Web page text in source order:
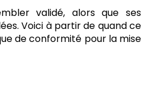
validé, alors que ses
Voici à partir de quand ce
de conformité pour la mise